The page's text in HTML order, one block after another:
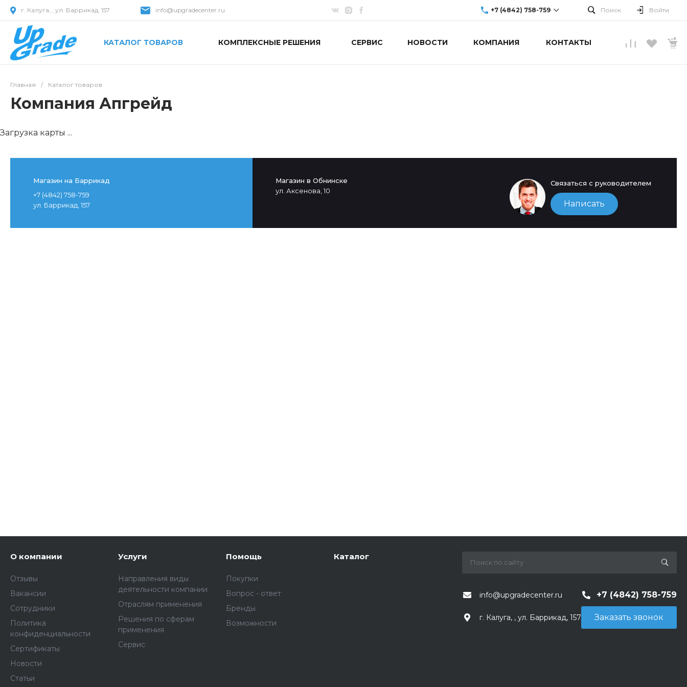
г. Калуга, , ул. Баррикад, 157 info@upgradecenter.ru +7 (4842) 758-759
г. Обнинск, ул.
Поиск Войти
КАТАЛОГ ТОВАРОВ КОМПЛЕКСНЫЕ РЕШЕНИЯ СЕРВИС НОВОСТИ КОМПАНИЯ КОНТАКТЫ
Главная / Каталог товаров
Компания Апгрейд
Магазин на Баррикад
+7 (4842) 758-759
ул. Баррикад, 157
Магазин в Обнинске
ул. Аксенова, 10
Связаться с руководителем
Написать
Загрузка карты ...
О компании
Отзывы
Вакансии
Сотрудники
Политика
конфиденциальности
Сертификаты
Новости
Статьи
Услуги
Направления виды
деятельности компании
Отраслям применения
Решения по сферам
применения
Сервис
Помощь
Покупки
Вопрос - ответ
Бренды
Возможности
Каталог
info@upgradecenter.ru +7 (4842) 758-759
г. Калуга, , ул. Баррикад, 157 Заказать звонок